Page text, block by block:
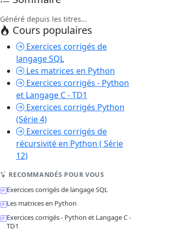
Généré depuis les titres…
Cours populaires
Exercices corrigés de
langage SQL
Les matrices en Python
Exercices corrigés - Python
et Langage C - TD1
Exercices corrigés Python
(Série 4)
Exercices corrigés de
récursivité en Python ( Série
12)
RECOMMANDÉS POUR VOUS
Exercices corrigés de langage SQL
Les matrices en Python
Exercices corrigés - Python et Langage C -
TD1